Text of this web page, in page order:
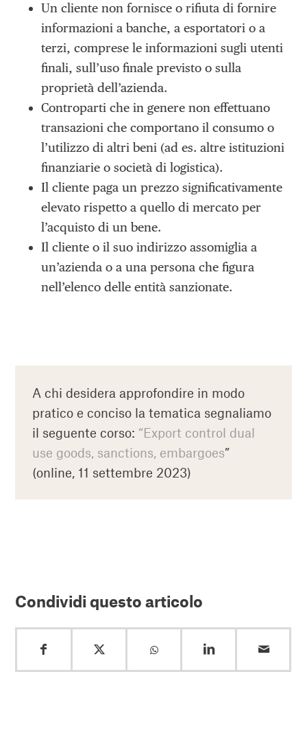
Un cliente non fornisce o rifiuta di fornire
informazioni a banche, a esportatori o a
terzi, comprese le informazioni sugli utenti
finali, sull’uso finale previsto o sulla
proprietà dell’azienda.
Controparti che in genere non effettuano
transazioni che comportano il consumo o
l’utilizzo di altri beni (ad es. altre istituzioni
finanziarie o società di logistica).
Il cliente paga un prezzo significativamente
elevato rispetto a quello di mercato per
l’acquisto di un bene.
Il cliente o il suo indirizzo assomiglia a
un’azienda o a una persona che figura
nell’elenco delle entità sanzionate.
A chi desidera approfondire in modo
pratico e conciso la tematica segnaliamo
il seguente corso: “Export control dual
use goods, sanctions, embargoes”
(online, 11 settembre 2023)
Condividi questo articolo